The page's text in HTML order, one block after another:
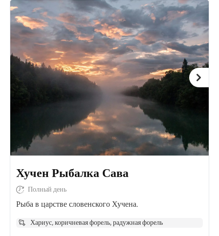
Хучен Рыбалка Сава
Полный день
Рыба в царстве словенского Хучена.
Хариус, коричневая форель, радужная форель